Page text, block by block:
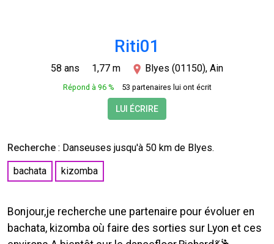
Riti01
58 ans 1,77 m Blyes (01150), Ain
Répond à 96 % 53 partenaires lui ont écrit
LUI ÉCRIRE
Recherche : Danseuses jusqu'à 50 km de Blyes.
bachata
kizomba
Bonjour,je recherche une partenaire pour évoluer en
bachata, kizomba où faire des sorties sur Lyon et ces